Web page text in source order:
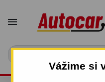
Vážime si
